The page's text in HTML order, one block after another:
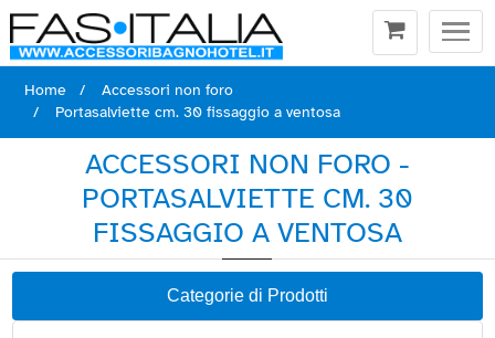
Home
Accessori non foro
Portasalviette cm. 30 fissaggio a ventosa
ACCESSORI NON FORO -
PORTASALVIETTE CM. 30
FISSAGGIO A VENTOSA
Categorie di Prodotti